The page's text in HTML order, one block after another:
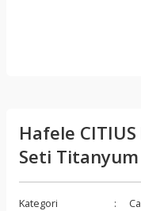
Hafele
Seti Titanyum
Kategori